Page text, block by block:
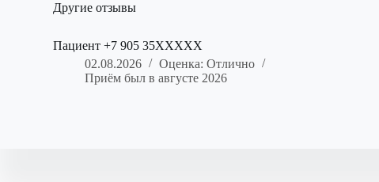
Другие отзывы
Пациент +7 905 35XXXXX
02.08.2026
Оценка: Отлично
Приём был в августе 2026